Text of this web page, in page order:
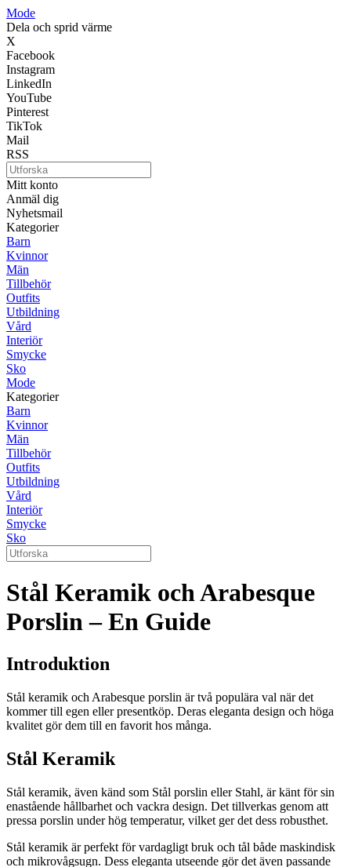
Mode
Dela och sprid värme
X
Facebook
Instagram
LinkedIn
YouTube
Pinterest
TikTok
Mail
RSS
Mitt konto
Anmäl dig
Nyhetsmail
Kategorier
Barn
Kvinnor
Män
Tillbehör
Outfits
Utbildning
Vård
Interiör
Smycke
Sko
Mode
Kategorier
Barn
Kvinnor
Män
Tillbehör
Outfits
Utbildning
Vård
Interiör
Smycke
Sko
Stål Keramik och Arabesque
Porslin – En Guide
Introduktion
Stål keramik och Arabesque porslin är två populära val när det
kommer till egen eller presentköp. Deras eleganta design och höga
kvalitet gör dem till en favorit hos många.
Stål Keramik
Stål keramik, även känd som Stål porslin eller Stahl, är känt för sin
enastående hållbarhet och vackra design. Det tillverkas genom att
pressa porslin under hög temperatur, vilket ger det dess robusthet.
Stål keramik är perfekt för vardagligt bruk och tål både maskindisk
och mikrovågsugn. Dess eleganta utseende gör det även passande